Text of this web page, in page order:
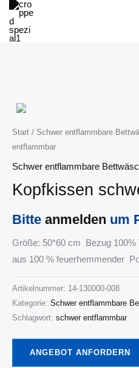
Zum
Inhalt
springen
Start / Schwer entflammbare
entflammbar
Schwer entflammbare
Kopfkissen
Bitte anmelden um
Größe: 50*60 cm Bezug 100%
aus 100 % feuerhemmender
Artikelnummer: 14-130000-008
Kategorie: Schwer entflammbare
Schlagwort: schwer entflammbar
ANGEBOT ANFORDERN